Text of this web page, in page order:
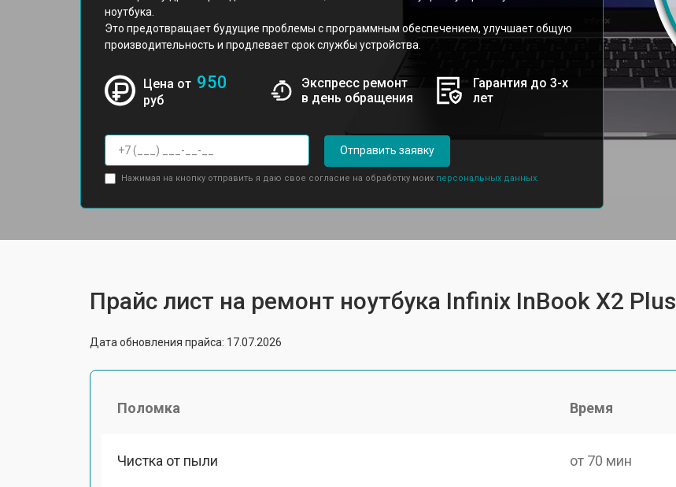
ноутбука.
Это предотвращает будущие проблемы с программным обеспечением, улучшает общую
производительность и продлевает срок службы устройства.
Цена от 950
руб
Экспресс ремонт
в день обращения
Гарантия до 3-х
лет
Отправить заявку
Нажимая на кнопку отправить я даю свое согласие на обработку моих персональных данных.
Прайс лист на ремонт ноутбука Infinix InBook X2 Plus
Дата обновления прайса: 17.07.2026
Поломка Время
Чистка от пыли от 70 мин